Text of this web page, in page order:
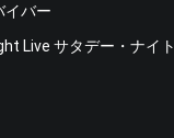
イバー
Live サタデー・ナイ